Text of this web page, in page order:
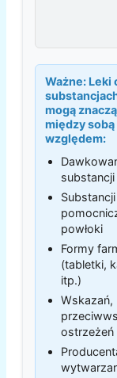
Ważne: Leki
mogą
między sobą
względem:
Substancji
powłoki
Formy
(tabletki,
itp.)
Wskazań,
ostrzeżeń